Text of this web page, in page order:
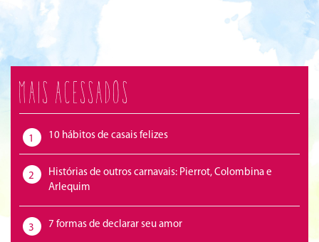
Mais acessados
1 10 hábitos de casais felizes
2
Histórias de outros carnavais: Pierrot, Colombina e
Arlequim
3 7 formas de declarar seu amor